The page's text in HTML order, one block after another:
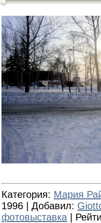
Категория: Мария
1996 | Добавил:
фотовыставка